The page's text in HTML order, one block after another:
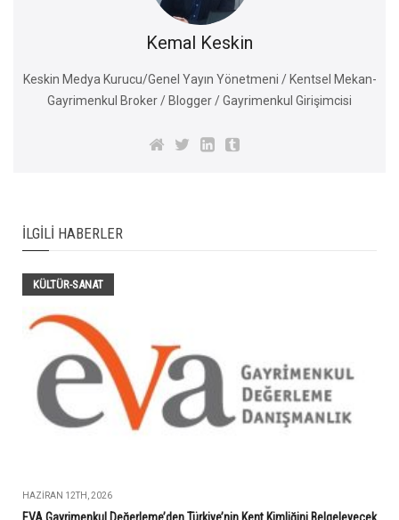
Kemal Keskin
Keskin Medya Kurucu/Genel Yayın Yönetmeni / Kentsel Mekan-
Gayrimenkul Broker / Blogger / Gayrimenkul Girişimcisi
İLGILI HABERLER
KÜLTÜR-SANAT
HAZIRAN 12TH, 2026